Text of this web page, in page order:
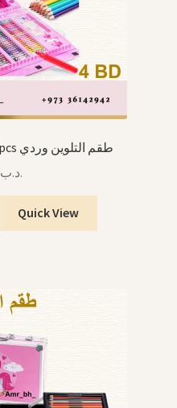
Coloring Set Pink 208pcs طقم التلوين وردي
.د.ب
Quick View